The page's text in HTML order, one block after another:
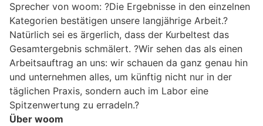
Sprecher von woom: ?Die Ergebnisse in den einzelnen
Kategorien bestätigen unsere langjährige Arbeit.?
Natürlich sei es ärgerlich, dass der Kurbeltest das
Gesamtergebnis schmälert. ?Wir sehen das als einen
Arbeitsauftrag an uns: wir schauen da ganz genau hin
und unternehmen alles, um künftig nicht nur in der
täglichen Praxis, sondern auch im Labor eine
Spitzenwertung zu erradeln.?
Über woom